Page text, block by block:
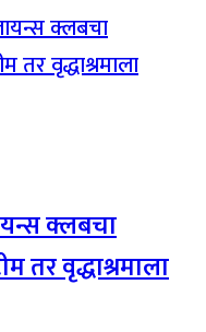
क्लबचा
तर वृद्धाश्रमाला